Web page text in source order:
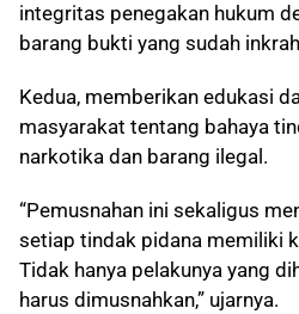
integritas penegakan hukum
barang bukti yang sudah
Kedua, memberikan edukasi
masyarakat tentang bahaya
narkotika dan barang ilegal.
“Pemusnahan ini sekaligus
setiap tindak pidana memiliki
Tidak hanya pelakunya yang
harus dimusnahkan,” ujarnya.